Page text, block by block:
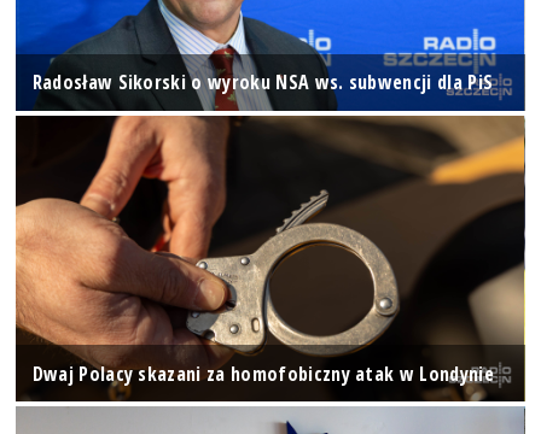
Radosław Sikorski o wyroku NSA ws. subwencji dla PiS
Dwaj Polacy skazani za homofobiczny atak w Londynie